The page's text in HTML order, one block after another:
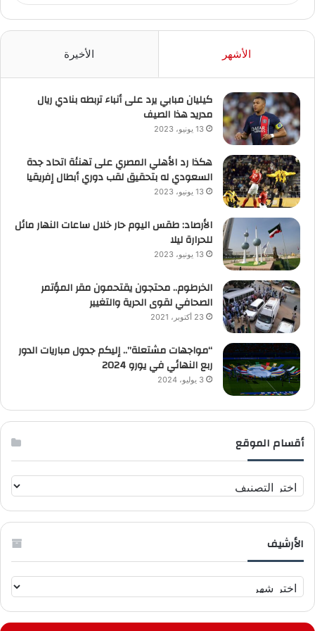
الأشهر الأخيرة
كيليان مبابي يرد على أنباء تربطه بنادي ريال
مدريد هذا الصيف
13 يونيو، 2023
هكذا رد الأهلي المصري على تهنئة اتحاد جدة
السعودي له بتحقيق لقب دوري أبطال إفريقيا
13 يونيو، 2023
الأرصاد: طقس اليوم حار خلال ساعات النهار مائل
للحرارة ليلا
13 يونيو، 2023
الخرطوم.. محتجون يقتحمون مقر المؤتمر
الصحافي لقوى الحرية والتغيير
23 أكتوبر، 2021
“مواجهات مشتعلة”.. إليكم جدول مباريات الدور
ربع النهائي في يورو 2024
3 يوليو، 2024
أقسام الموقع
ق
س
م
و
ق
الأرشيف
ل
أ